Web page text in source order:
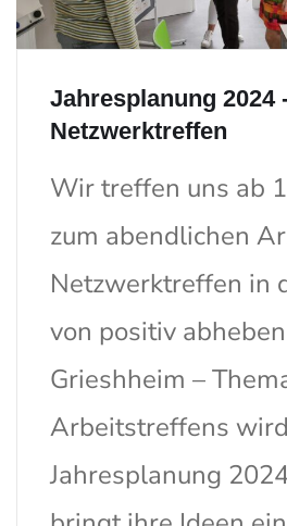
Jahresplanung 2024
Netzwerktreffen
Wir treffen uns ab
zum abendlichen
Netzwerktreffen in
von positiv
Grieshheim –
Arbeitstreffens
Jahresplanung